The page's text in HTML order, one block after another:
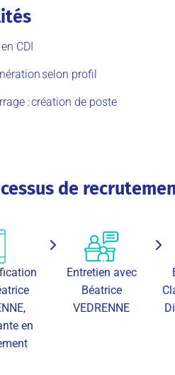
CDI
selon profil
: création de poste
de
en
Entretien avec
Béatrice
VEDRENNE